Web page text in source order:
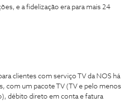
e a fidelização era para mais 24
clientes com serviço TV da NOS há
com um pacote TV (TV e pelo menos
débito direto em conta e fatura